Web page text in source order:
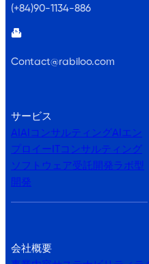
(+84)90-1134-886
Contact@rabiloo.com
サービス
AI AIコンサルティングAIエン
プロイー ITコンサルティング
ソフトウェア受託開発ラボ型
開発
会社概要